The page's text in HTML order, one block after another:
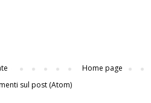
Home page
sul post (Atom)